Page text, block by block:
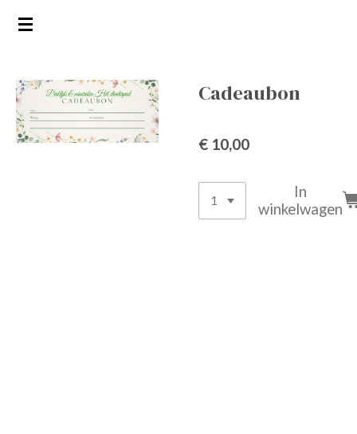
Ga
de
hoofdinhoud
Cadeaubon
€ 10,00
In
winkelwagen